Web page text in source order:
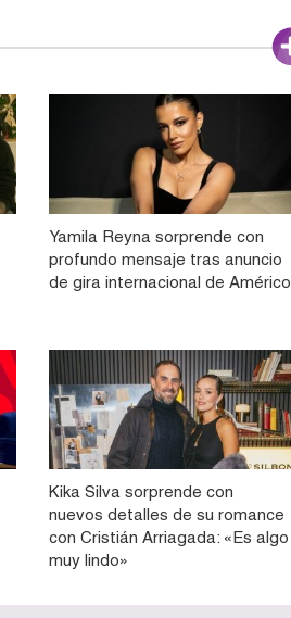
Yamila Reyna sorprende con
profundo mensaje tras anuncio
de gira internacional de Américo
Kika Silva sorprende con
nuevos detalles de su romance
con Cristián Arriagada: «Es algo
muy lindo»